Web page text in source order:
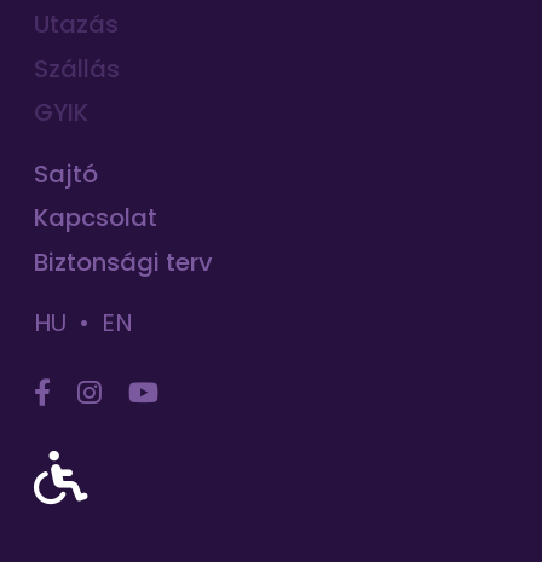
Utazás
Szállás
GYIK
Sajtó
Kapcsolat
Biztonsági terv
HU
EN